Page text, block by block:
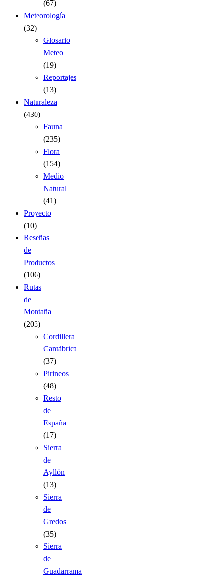
(67)
Meteorología
(32)
Glosario
Meteo
(19)
Reportajes
(13)
Naturaleza
(430)
Fauna
(235)
Flora
(154)
Medio
Natural
(41)
Proyecto
(10)
Reseñas
de
Productos
(106)
Rutas
de
Montaña
(203)
Cordillera
Cantábrica
(37)
Pirineos
(48)
Resto
de
España
(17)
Sierra
de
Ayllón
(13)
Sierra
de
Gredos
(35)
Sierra
de
Guadarrama